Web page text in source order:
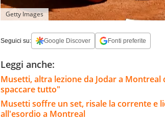
Getty Images
Seguici su: Google Discover Fonti preferite
Leggi anche:
Musetti, altra lezione da Jodar a
spaccare tutto"
Musetti soffre un set, risale la corrente e
all'esordio a Montreal